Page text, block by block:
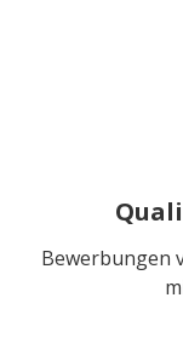
Bewerbungen